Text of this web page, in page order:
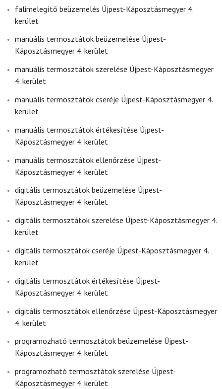
falimelegítő beüzemelés Újpest-Káposztásmegyer 4.
kerület
manuális termosztátok beüzemelése Újpest-
Káposztásmegyer 4. kerület
manuális termosztátok szerelése Újpest-Káposztásmegyer
4. kerület
manuális termosztátok cseréje Újpest-Káposztásmegyer 4.
kerület
manuális termosztátok értékesítése Újpest-
Káposztásmegyer 4. kerület
manuális termosztátok ellenőrzése Újpest-
Káposztásmegyer 4. kerület
digitális termosztátok beüzemelése Újpest-
Káposztásmegyer 4. kerület
digitális termosztátok szerelése Újpest-Káposztásmegyer 4.
kerület
digitális termosztátok cseréje Újpest-Káposztásmegyer 4.
kerület
digitális termosztátok értékesítése Újpest-
Káposztásmegyer 4. kerület
digitális termosztátok ellenőrzése Újpest-Káposztásmegyer
4. kerület
programozható termosztátok beüzemelése Újpest-
Káposztásmegyer 4. kerület
programozható termosztátok szerelése Újpest-
Káposztásmegyer 4. kerület